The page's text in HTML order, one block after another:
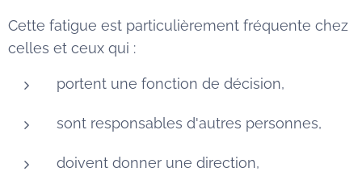
Cette fatigue est particulièrement fréquente chez
celles et ceux qui :
portent une fonction de décision,
sont responsables d'autres personnes,
doivent donner une direction,